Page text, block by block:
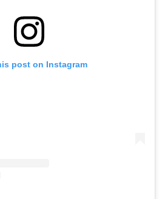
post on Instagram